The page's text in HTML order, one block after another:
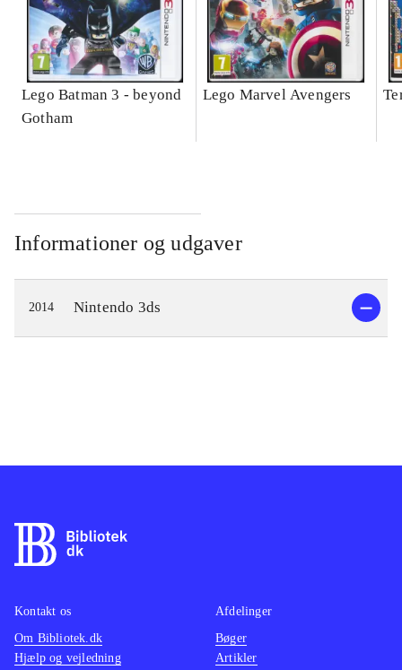
Lego Batman 3 - beyond
Gotham
Lego Marvel Avengers
Informationer og udgaver
2014 Nintendo 3ds
Kontakt os
Om Bibliotek.dk
Hjælp og vejledning
Afdelinger
Bøger
Artikler